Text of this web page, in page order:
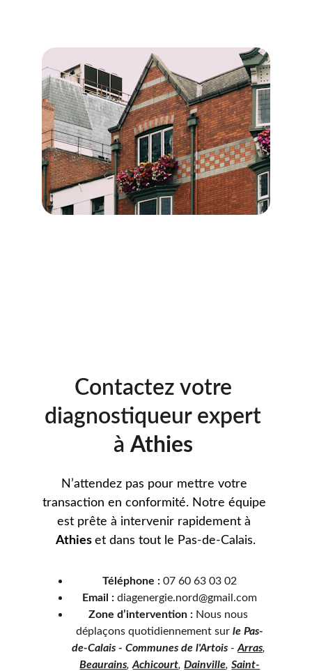
Contactez votre
diagnostiqueur expert
à Athies
N’attendez pas pour mettre votre
transaction en conformité. Notre équipe
est prête à intervenir rapidement à
Athies et dans tout le Pas-de-Calais.
Téléphone : 07 60 63 03 02
Email : diagenergie.nord@gmail.com
Zone d’intervention : Nous nous
déplaçons quotidiennement sur le Pas-
de-Calais - Communes de l'Artois - Arras,
Beaurains, Achicourt, Dainville, Saint-